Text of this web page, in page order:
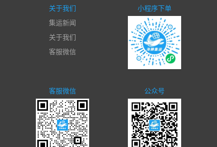
关于我们
集运新闻
关于我们
客服微信
小程序下单
客服微信 公众号